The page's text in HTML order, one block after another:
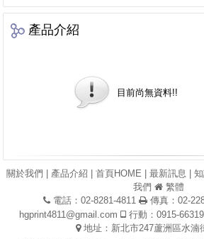
產品介紹
目前尚無資料!!
關於我們 產品介紹 首頁HOME 最新訊息
我們
繁體
電話：02-8281-4811
傳真：02-
hgprint4811@gmail.com
行動：0915-
地址：新北市247蘆洲區水湳